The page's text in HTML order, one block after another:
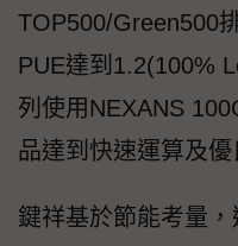
TOP500/Green500
PUE達到1.2(100%
列使用NEXANS
品達到快速運算及優
鍵祥基於節能考量